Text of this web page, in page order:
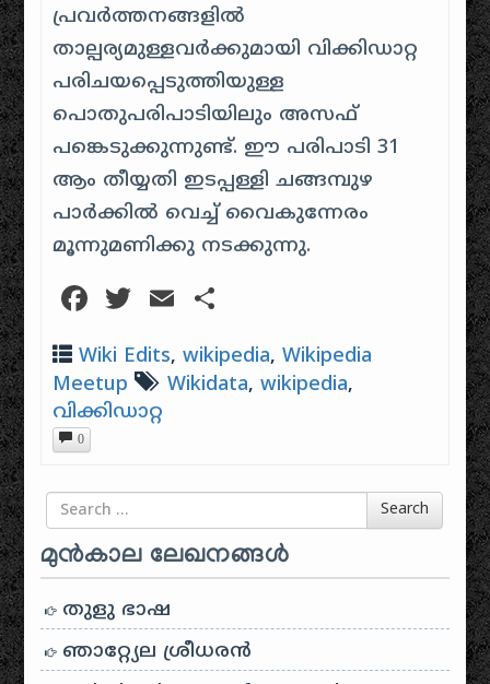
പ്രവര്‍ത്തനങ്ങളില്‍
താല്പര്യമുള്ളവര്‍ക്കുമായി വിക്കിഡാറ്റ
പരിചയപ്പെടുത്തിയുള്ള
പൊതുപരിപാടിയിലും അസഫ്
പങ്കെടുക്കുന്നുണ്ട്. ഈ പരിപാടി 31
ആം തീയ്യതി ഇടപ്പള്ളി ചങ്ങമ്പുഴ
പാർക്കിൽ വെച്ച് വൈകുന്നേരം
മൂന്നുമണിക്കു നടക്കുന്നു.
Facebook
Twitter
Email
Wiki Edits,wikipedia,Wikipedia
Meetup
Wikidata,wikipedia,
വിക്കിഡാറ്റ
0
Search for Search
മുൻകാല ലേഖനങ്ങൾ
തുളു ഭാഷ
ഞാറ്റ്യേല ശ്രീധരൻ